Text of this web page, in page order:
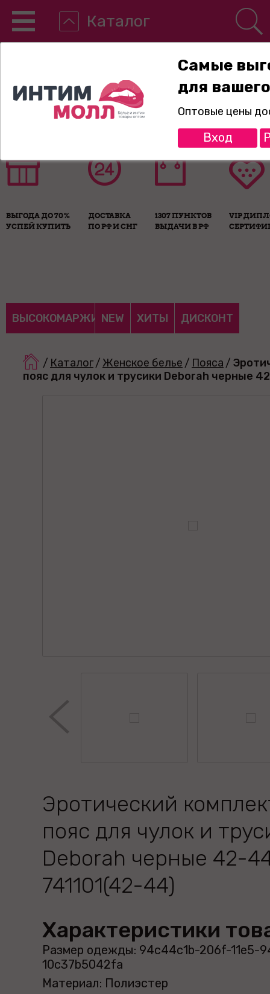
Каталог
8-800-775-89-65
ВЫГОДА ДО 70%
УСПЕЙ КУПИТЬ
ДОСТАВКА
ПО РФ И СНГ
1307 ПУНКТОВ
ВЫДАЧИ В РФ
VIP
ВЫСОКОМАРЖИНАЛЬНЫЕ
NEW ХИТЫ ДИСКОНТ
/ Каталог/ Женское белье / Пояса /
пояс для чулок и трусики Deborah черные
Эротический
пояс для чулок и
Deborah черные 42-
741101(42-44)
Характеристики
Размер одежды: 94c44c1b-206f-11e5-
10c37b5042fa
Материал: Полиэстер
Самые
для
Оптовые цены
Вход